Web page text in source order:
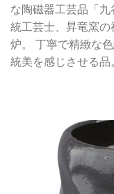
な陶磁器工芸品「
統工芸士、昇竜窯
炉。 丁寧で精緻な
統美を感じさせる品